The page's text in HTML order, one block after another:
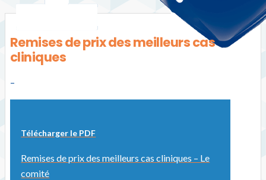
Remises de prix des meilleurs cas
cliniques
–
Télécharger le PDF
Remises de prix des meilleurs cas cliniques – Le
comité